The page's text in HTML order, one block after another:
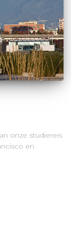
onze studiereis
en